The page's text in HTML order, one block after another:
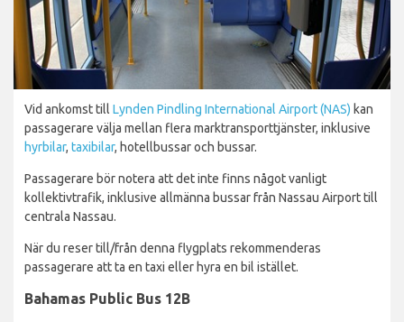
Vid ankomst till Lynden Pindling International Airport (NAS) kan
passagerare välja mellan flera marktransporttjänster, inklusive
hyrbilar, taxibilar, hotellbussar och bussar.
Passagerare bör notera att det inte finns något vanligt
kollektivtrafik, inklusive allmänna bussar från Nassau Airport till
centrala Nassau.
När du reser till/från denna flygplats rekommenderas
passagerare att ta en taxi eller hyra en bil istället.
Bahamas Public Bus 12B